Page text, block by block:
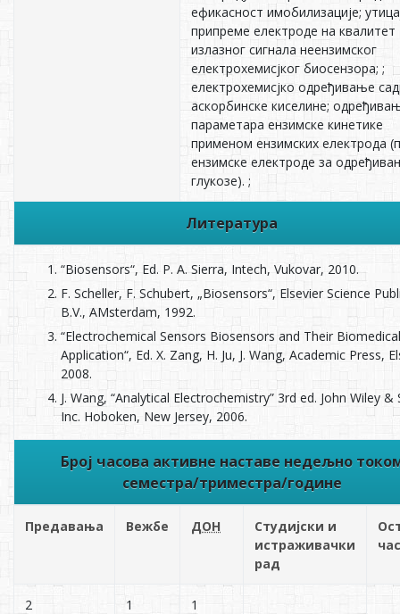
ефикасност имобилизације;
припреме електроде на квалитет
излазног сигнала неензимског
електрохемисјког биосензора; ;
електрохемисјко одређивање
аскорбинске киселине;
параметара ензимске кинетике
применом ензимских електрода
ензимске електроде за
глукозе). ;
Литература
“Biosensors“, Ed. P. A. Sierra, Intech, Vukovar, 2010.
F. Scheller, F. Schubert, „Biosensors“, Elsevier Science
B.V., AMsterdam, 1992.
“Electrochemical Sensors Biosensors and Their Biomedical
Application“, Ed. X. Zang, H. Ju, J. Wang, Academic Press,
2008.
J. Wang, “Analytical Electrochemistry” 3rd ed. John Wiley &
Inc. Hoboken, New Jersey, 2006.
Број часова активне наставе недељно
семестра/триместра/године
Предавања Вежбе ДОН
Студијски и
истраживачки
рад
2 1 1